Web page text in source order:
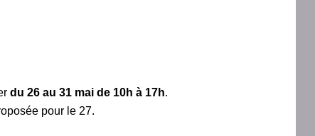
du 26 au 31 mai de 10h à 17h.
pour le 27.